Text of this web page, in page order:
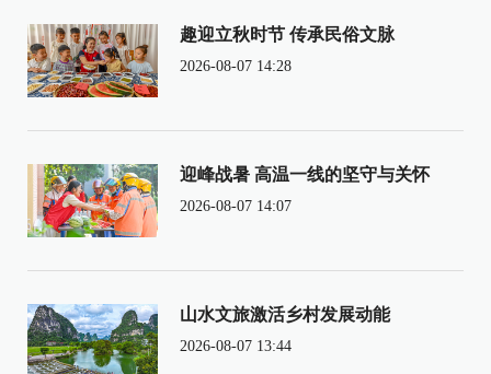
趣迎立秋时节 传承民俗文脉
2026-08-07 14:28
迎峰战暑 高温一线的坚守与关怀
2026-08-07 14:07
山水文旅激活乡村发展动能
2026-08-07 13:44